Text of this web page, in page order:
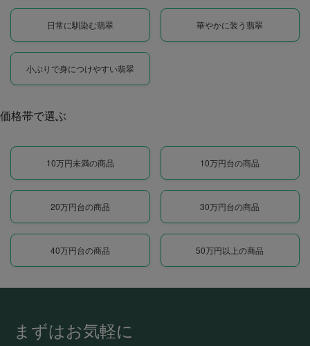
日常に馴染む翡翠 華やかに装う翡翠
小ぶりで身につけやすい翡翠
価格帯で選ぶ
10万円未満の商品 10万円台の商品
20万円台の商品 30万円台の商品
40万円台の商品 50万円以上の商品
まずはお気軽に